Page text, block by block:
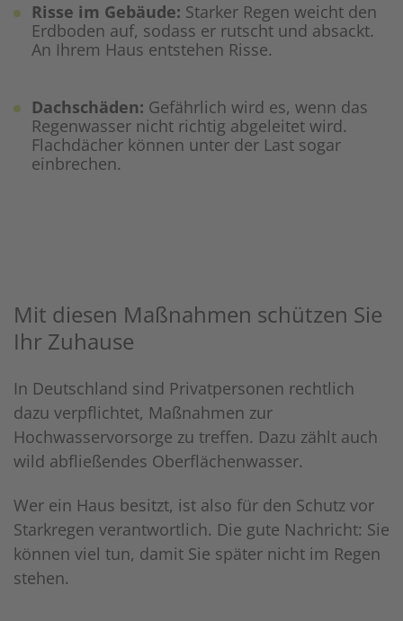
Risse im Gebäude: Starker Regen weicht den
Erdboden auf, sodass er rutscht und absackt.
An Ihrem Haus entstehen Risse.
Dachschäden: Gefährlich wird es, wenn das
Regenwasser nicht richtig abgeleitet wird.
Flachdächer können unter der Last sogar
einbrechen.
Mit diesen Maßnahmen schützen Sie
Ihr Zuhause
In Deutschland sind Privatpersonen rechtlich
dazu verpflichtet, Maßnahmen zur
Hochwasservorsorge zu treffen. Dazu zählt auch
wild abfließendes Oberflächenwasser.
Wer ein Haus besitzt, ist also für den Schutz vor
Starkregen verantwortlich. Die gute Nachricht: Sie
können viel tun, damit Sie später nicht im Regen
stehen.